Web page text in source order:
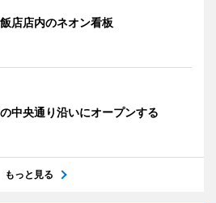
店店内のネオン看板
中央通り沿いにオープンする
もっと見る